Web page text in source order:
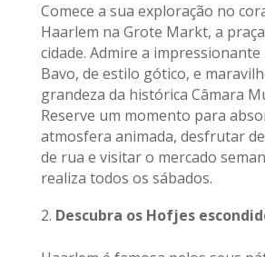
Comece a sua exploração no
Haarlem na Grote Markt, a
cidade. Admire a impressionante
Bavo, de estilo gótico, e
grandeza da histórica Câmara
Reserve um momento para
atmosfera animada, desfrutar
de rua e visitar o mercado
realiza todos os sábados.
Descubra os Hofjes